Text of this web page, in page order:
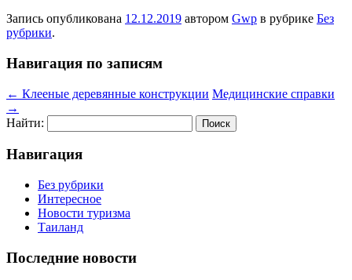
Запись опубликована 12.12.2019 автором Gwp в рубрике Без
рубрики.
Навигация по записям
← Клееные деревянные конструкции Медицинские справки
→
Найти:
Навигация
Без рубрики
Интересное
Новости туризма
Таиланд
Последние новости